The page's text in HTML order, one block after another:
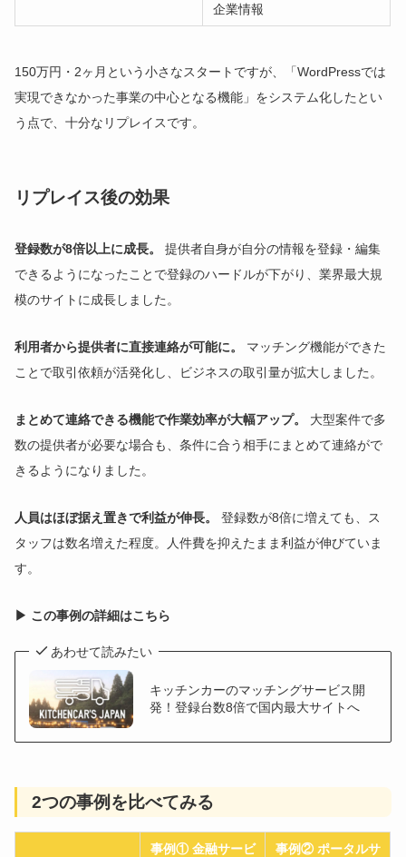
企業情報
150万円・2ヶ月という小さなスタートですが、「WordPressでは
実現できなかった事業の中心となる機能」をシステム化したとい
う点で、十分なリプレイスです。
リプレイス後の効果
登録数が8倍以上に成長。
提供者自身が自分の情報を登録・編集
できるようになったことで登録のハードルが下がり、業界最大規
模のサイトに成長しました。
利用者から提供者に直接連絡が可能に。
マッチング機能ができた
ことで取引依頼が活発化し、ビジネスの取引量が拡大しました。
まとめて連絡できる機能で作業効率が大幅アップ。
大型案件で多
数の提供者が必要な場合も、条件に合う相手にまとめて連絡がで
きるようになりました。
人員はほぼ据え置きで利益が伸長。
登録数が8倍に増えても、ス
タッフは数名増えた程度。人件費を抑えたまま利益が伸びていま
す。
▶ この事例の詳細はこちら
あわせて読みたい
キッチンカーのマッチングサービス開
発！登録台数8倍で国内最大サイトへ
2つの事例を比べてみる
事例① 金融サービ
事例② ポータルサ